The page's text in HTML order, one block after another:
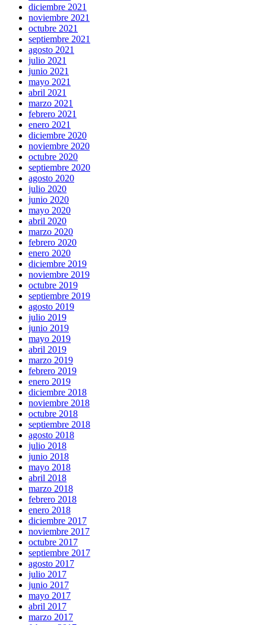
diciembre 2021
noviembre 2021
octubre 2021
septiembre 2021
agosto 2021
julio 2021
junio 2021
mayo 2021
abril 2021
marzo 2021
febrero 2021
enero 2021
diciembre 2020
noviembre 2020
octubre 2020
septiembre 2020
agosto 2020
julio 2020
junio 2020
mayo 2020
abril 2020
marzo 2020
febrero 2020
enero 2020
diciembre 2019
noviembre 2019
octubre 2019
septiembre 2019
agosto 2019
julio 2019
junio 2019
mayo 2019
abril 2019
marzo 2019
febrero 2019
enero 2019
diciembre 2018
noviembre 2018
octubre 2018
septiembre 2018
agosto 2018
julio 2018
junio 2018
mayo 2018
abril 2018
marzo 2018
febrero 2018
enero 2018
diciembre 2017
noviembre 2017
octubre 2017
septiembre 2017
agosto 2017
julio 2017
junio 2017
mayo 2017
abril 2017
marzo 2017